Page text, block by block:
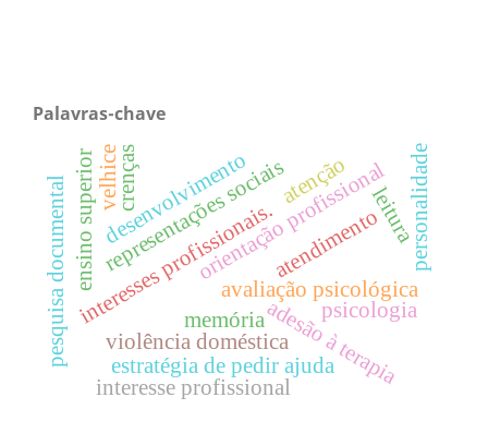
Palavras-chave
orientação profissional
avaliação psicológica
interesses profissionais.
ensino superior
pesquisa documental representações sociaisatendimento
desenvolvimento
adesão à terapia
violência doméstica
crenças atenção
estratégia de pedir ajuda
leitura
interesse profissional
personalidade
memória
velhice
psicologia